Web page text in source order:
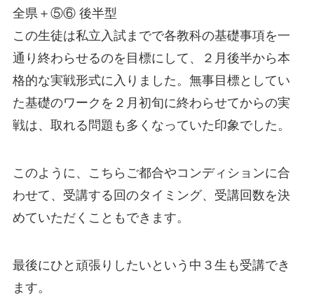
全県＋⑤⑥ 後半型
この生徒は私立入試までで各教科の基礎事項を一
通り終わらせるのを目標にして、２月後半から本
格的な実戦形式に入りました。無事目標としてい
た基礎のワークを２月初旬に終わらせてからの実
戦は、取れる問題も多くなっていた印象でした。
このように、こちらご都合やコンディションに合
わせて、受講する回のタイミング、受講回数を決
めていただくこともできます。
最後にひと頑張りしたいという中３生も受講でき
ます。